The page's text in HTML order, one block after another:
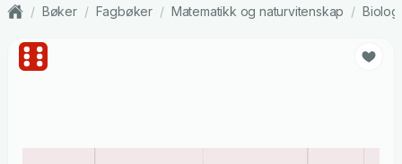
/ Bøker / Fagbøker / Matematikk og naturvitenskap /